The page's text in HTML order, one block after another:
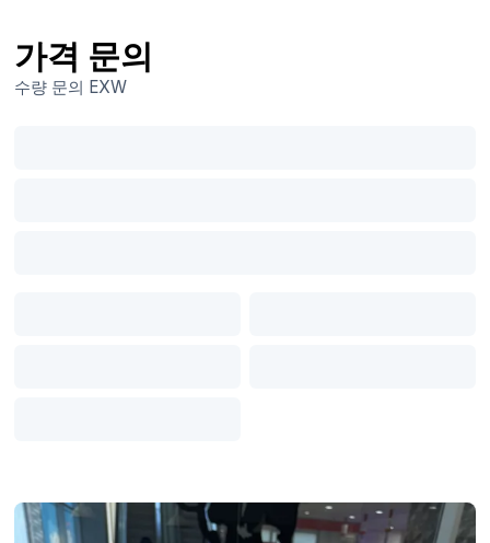
가격 문의
수량 문의 EXW